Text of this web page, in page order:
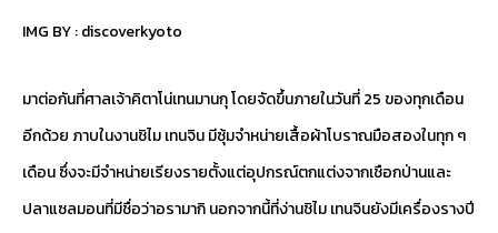
IMG BY :discoverkyoto
มาต่อกันที่ศาลเจ้าคิตาโน่เทนมานกุ โดยจัดขึ้นภายในวันที่ 25 ของทุกเดือน
อีกด้วย ภาบในงานชิไม เทนจิน มีซุ้มจำหน่ายเสื้อผ้าโบราณมือสองในทุก ๆ
เดือน ซึ่งจะมีจำหน่ายเรียงรายตั้งแต่อุปกรณ์ตกแต่งจากเชือกป่านและ
ปลาแซลมอนที่มีชื่อว่าอรามากิ นอกจากนี้ที่ง่านชิไม เทนจินยังมีเครื่องรางปี